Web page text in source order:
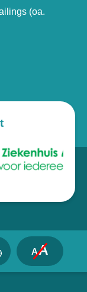
(oa.
privacyverklaring
AA